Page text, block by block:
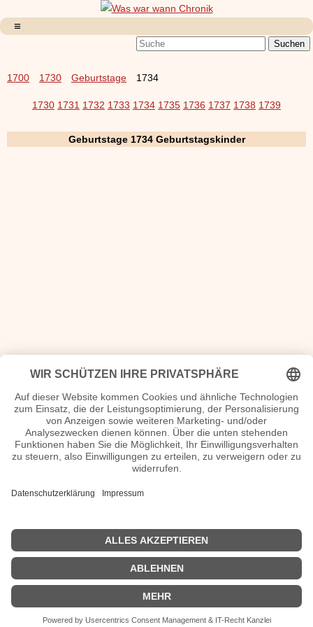
1700 1730 Geburtstage 1734
1730 1731 1732 1733 1734 1735 1736 1737 1738 1739
Geburtstage 1734 Geburtstagskinder
<<Geburtstage 1733| Geburtstage 1735>>
| © 2013–2023 was-war-wann.de. Alle Rechte vorbehalten. |
|
|1600| | 2000 Impressum|